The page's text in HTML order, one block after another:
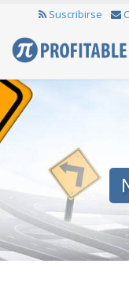
Suscribirse